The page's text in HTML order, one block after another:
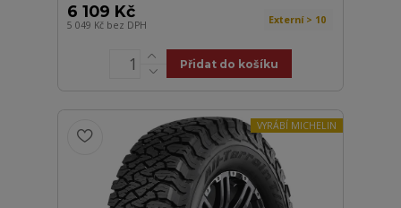
6 109 Kč
5 049 Kč bez DPH Externí > 10
Přidat do košíku
VYRÁBÍ MICHELIN